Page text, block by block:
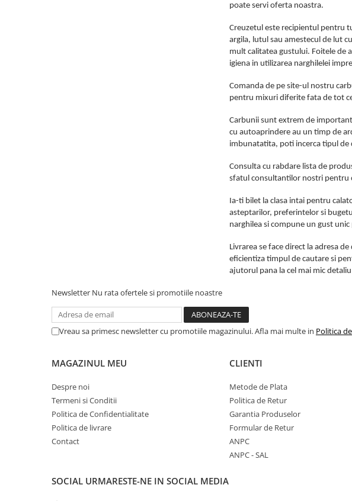
poate servi oferta noastra.
Creuzetul este recipientul pentru
argila, lutul sau amestecul de lut
mult calitatea gustului. Foitele de
igiena in utilizarea narghilelei
Comanda de pe site-ul nostru
pentru mixuri diferite fata de tot
Carbunii sunt extrem de
cu autoaprindere au un timp de
imbunatatita, poti incerca tipul de
Consulta cu rabdare lista de
sfatul consultantilor nostri pentru
Ia-ti bilet la clasa intai pentru
asteptarilor, preferintelor si
narghilea si compune un gust
Livrarea se face direct la adresa
eficientiza timpul de cautare si
ajutorul pana la cel mai mic
Newsletter Nu rata ofertele si promotiile noastre
Vreau sa primesc newsletter cu promotiile magazinului. Afla mai multe in Politica
MAGAZINUL MEU
Despre noi
Termeni si Conditii
Politica de Confidentialitate
Politica de livrare
Contact
CLIENTI
Metode de Plata
Politica de Retur
Garantia Produselor
Formular de Retur
ANPC
ANPC - SAL
SOCIAL URMARESTE-NE IN SOCIAL MEDIA